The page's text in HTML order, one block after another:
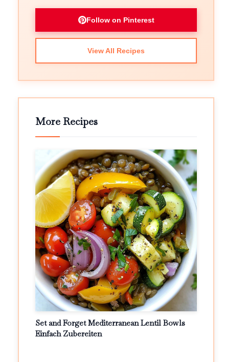
Follow on Pinterest
View All Recipes
More Recipes
Set and Forget Mediterranean Lentil Bowls
Einfach Zubereiten